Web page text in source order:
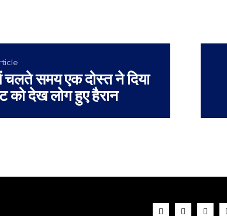
समय एक दोस्त ने दिया
को देख लोग हुए हैरान